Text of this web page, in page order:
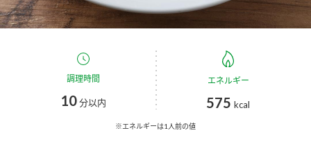
つゆ
スープ 中華
くらしプラ酢
お酢ドリンク
国内事業概要
企業理念
ミツカンの歴史
ミツカンを知る
環境への取り組み
調理時間
10分以内
エネルギー
575 kcal
※エネルギーは1人前の値